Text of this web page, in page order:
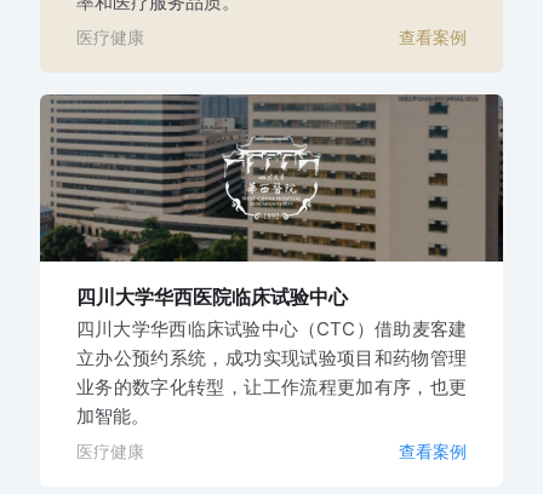
医疗健康 查看案例
四川大学华西医院临床试验中心
四川大学华西临床试验中心（CTC）借助麦客建
立办公预约系统，成功实现试验项目和药物管理
业务的数字化转型，让工作流程更加有序，也更
加智能。
医疗健康 查看案例